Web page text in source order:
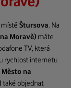
místě Štursova. Na
Moravě) máte
TV, která
rychlost internetu
na
také objednat